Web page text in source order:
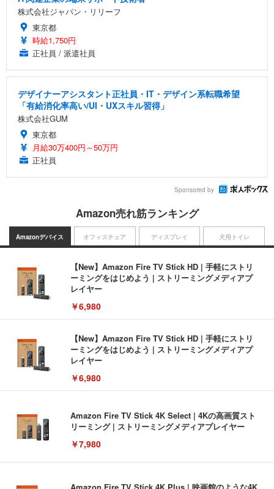
株式会社ジャパン・リリーフ
東京都
時給1,750円
正社員 / 派遣社員
デザイナーアシスタント正社員・IT・デザイン系転職希望
「有給消化率高い/UI・UXスキル習得」
株式会社GUM
東京都
月給30万400円～50万円
正社員
Sponsored by
Amazon売れ筋ランキング
Amazonデバイス
【New】Amazon Fire TV Stick HD | 手軽にストリ
ーミングをはじめよう | ストリーミングメディアプ
レイヤー
￥6,980
【New】Amazon Fire TV Stick HD | 手軽にストリ
ーミングをはじめよう | ストリーミングメディアプ
レイヤー
￥6,980
Amazon Fire TV Stick 4K Select | 4Kの高画質スト
リーミング | ストリーミングメディアプレイヤー
￥7,980
オフィスチェア ディスプレイ 犬用トイレ